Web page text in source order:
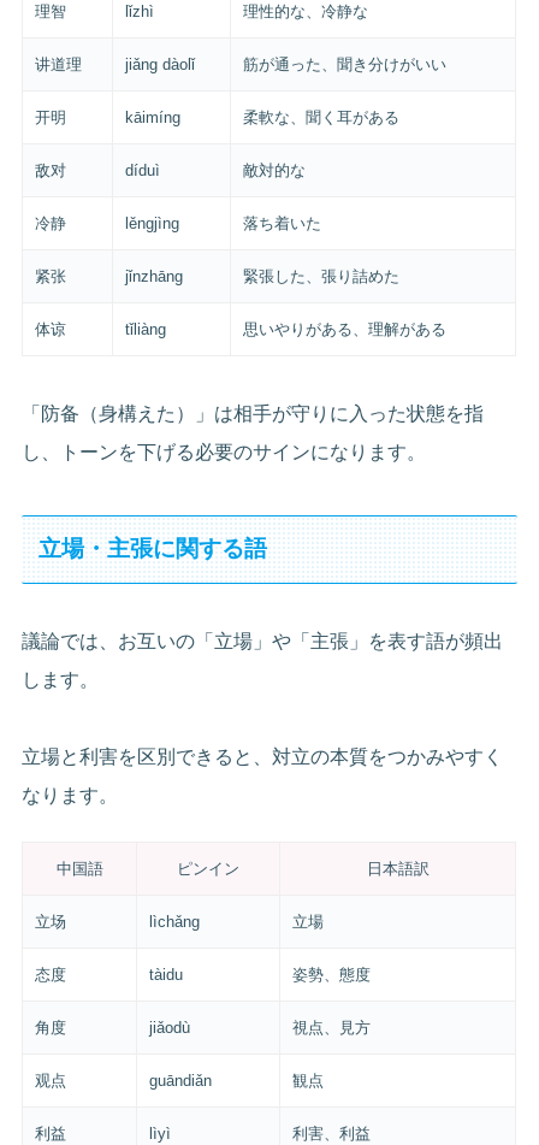
理智 lǐzhì 理性的な、冷静な
讲道理 jiǎng dàolǐ 筋が通った、聞き分けがいい
开明 kāimíng 柔軟な、聞く耳がある
敌对 díduì 敵対的な
冷静 lěngjìng 落ち着いた
紧张 jǐnzhāng 緊張した、張り詰めた
体谅 tǐliàng 思いやりがある、理解がある
「防备（身構えた）」は相手が守りに入った状態を指
し、トーンを下げる必要のサインになります。
立場・主張に関する語
議論では、お互いの「立場」や「主張」を表す語が頻出
します。
立場と利害を区別できると、対立の本質をつかみやすく
なります。
中国語 ピンイン 日本語訳
立场 lìchǎng 立場
态度 tàidu 姿勢、態度
角度 jiǎodù 視点、見方
观点 guāndiǎn 観点
利益 lìyì 利害、利益